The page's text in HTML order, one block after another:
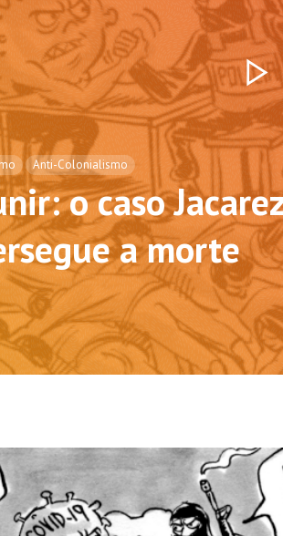
Anti-Colonialismo
o caso
a morte